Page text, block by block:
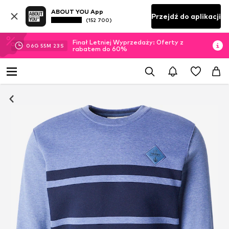
ABOUT YOU App
(152 700) Przejdź do aplikacji
06G 55M 22 S
Finał Letniej Wyprzedaży: Oferty z
rabatem do 60%